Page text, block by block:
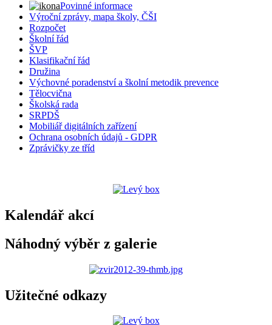
Povinné informace
Výroční zprávy, mapa školy, ČŠI
Rozpočet
Školní řád
ŠVP
Klasifikační řád
Družina
Výchovné poradenství a školní metodik prevence
Tělocvična
Školská rada
SRPDŠ
Mobiliář digitálních zařízení
Ochrana osobních údajů - GDPR
Zprávičky ze tříd
Kalendář akcí
Náhodný výběr z galerie
Užitečné odkazy